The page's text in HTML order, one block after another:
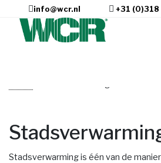
info@wcr.nl +31 (0)318
Stadsverwarming is één van de